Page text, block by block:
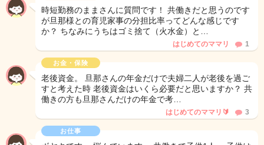
時短勤務のままさんに質問です！ 共働きだと思うのです
が旦那様との育児家事の分担比率ってどんな感じです
か？ ちなみにうちはゴミ捨て（火水金）と…
はじめてのママリ 1
お金・保険
老後資金。 旦那さんの年金だけで夫婦二人が老後を過ご
すと考えた時 老後資金はいくら必要だと思いますか？ 共
働きの方も旦那さんだけの年金で考…
はじめてのママリ🔰 3
お仕事